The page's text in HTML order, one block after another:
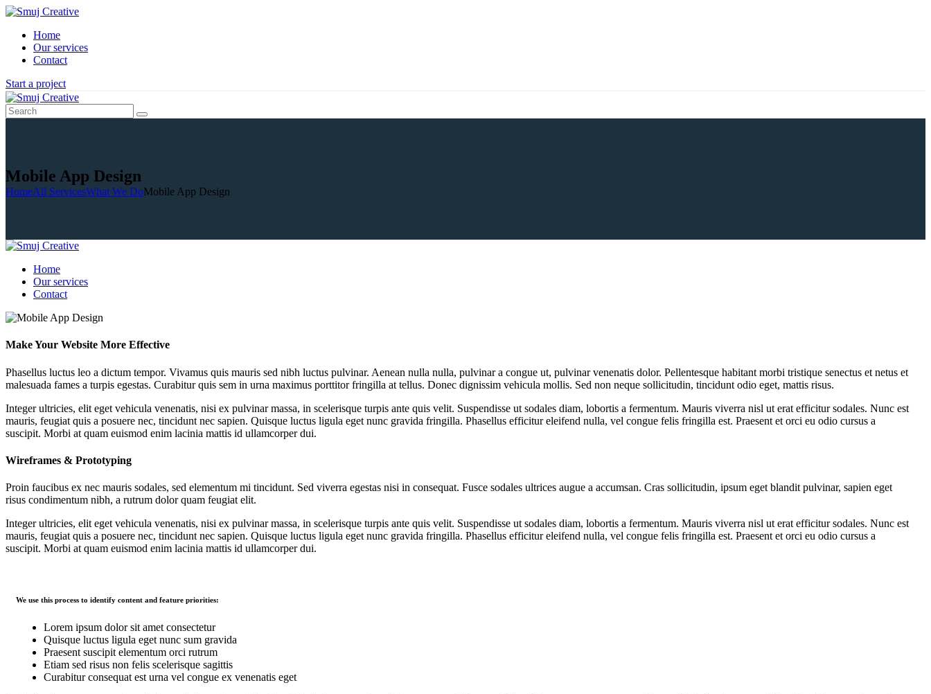
Home
Our services
Contact
Start a project
Mobile App Design
HomeAll ServicesWhat We DoMobile App Design
Home
Our services
Contact
Make Your Website More Effective
Phasellus luctus leo a dictum tempor. Vivamus quis mauris sed nibh luctus pulvinar. Aenean nulla nulla, pulvinar a congue ut, pulvinar venenatis dolor. Pellentesque habitant morbi tristique senectus et netus et
malesuada fames a turpis egestas. Curabitur quis sem in urna maximus porttitor fringilla at tellus. Donec dignissim vehicula mollis. Sed non neque sollicitudin, tincidunt odio eget, mattis risus.
Integer ultricies, elit eget vehicula venenatis, nisi ex pulvinar massa, in scelerisque turpis ante quis velit. Suspendisse ut sodales diam, lobortis a fermentum. Mauris viverra nisl ut erat efficitur sodales. Nunc est
mauris, feugiat quis a posuere nec, tincidunt nec sapien. Quisque luctus ligula eget nunc gravida fringilla. Phasellus efficitur eleifend nulla, vel congue felis fringilla est. Praesent et orci eu odio cursus a
suscipit. Morbi at quam euismod enim lacinia mattis id ullamcorper dui.
Wireframes & Prototyping
Proin faucibus ex nec mauris sodales, sed elementum mi tincidunt. Sed viverra egestas nisi in consequat. Fusce sodales ultrices augue a accumsan. Cras sollicitudin, ipsum eget blandit pulvinar, sapien eget
risus condimentum nibh, a rutrum dolor quam feugiat elit.
Integer ultricies, elit eget vehicula venenatis, nisi ex pulvinar massa, in scelerisque turpis ante quis velit. Suspendisse ut sodales diam, lobortis a fermentum. Mauris viverra nisl ut erat efficitur sodales. Nunc est
mauris, feugiat quis a posuere nec, tincidunt nec sapien. Quisque luctus ligula eget nunc gravida fringilla. Phasellus efficitur eleifend nulla, vel congue felis fringilla est. Praesent et orci eu odio cursus a
suscipit. Morbi at quam euismod enim lacinia mattis id ullamcorper dui.
We use this process to identify content and feature priorities:
Lorem ipsum dolor sit amet consectetur
Quisque luctus ligula eget nunc sum gravida
Praesent suscipit elementum orci rutrum
Etiam sed risus non felis scelerisque sagittis
Curabitur consequat est urna vel congue ex venenatis eget